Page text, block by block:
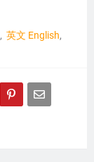
英文 English